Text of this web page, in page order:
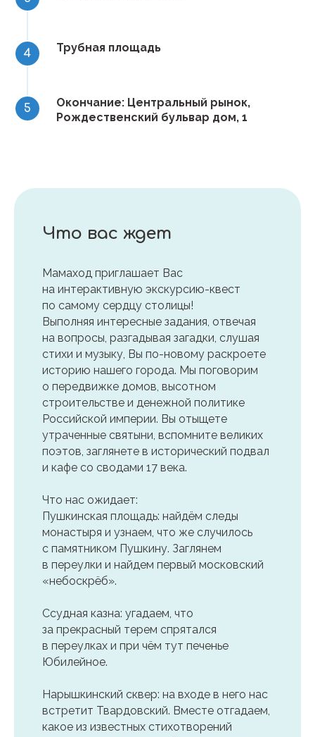
Трубная площадь
Окончание: Центральный рынок,
Рождественский бульвар дом, 1
Что вас ждет
Мамаход приглашает Вас
на интерактивную экскурсию-квест
по самому сердцу столицы!
Выполняя интересные задания, отвечая
на вопросы, разгадывая загадки, слушая
стихи и музыку, Вы по-новому раскроете
историю нашего города. Мы поговорим
о передвижке домов, высотном
строительстве и денежной политике
Российской империи. Вы отыщете
утраченные святыни, вспомните великих
поэтов, заглянете в исторический подвал
и кафе со сводами 17 века.
Что нас ожидает:
Пушкинская площадь: найдём следы
монастыря и узнаем, что же случилось
с памятником Пушкину. Заглянем
в переулки и найдем первый московский
«небоскрёб».
Ссудная казна: угадаем, что
за прекрасный терем спрятался
в переулках и при чём тут печенье
Юбилейное.
Нарышкинский сквер: на входе в него нас
встретит Твардовский. Вместе отгадаем,
какое из известных стихотворений